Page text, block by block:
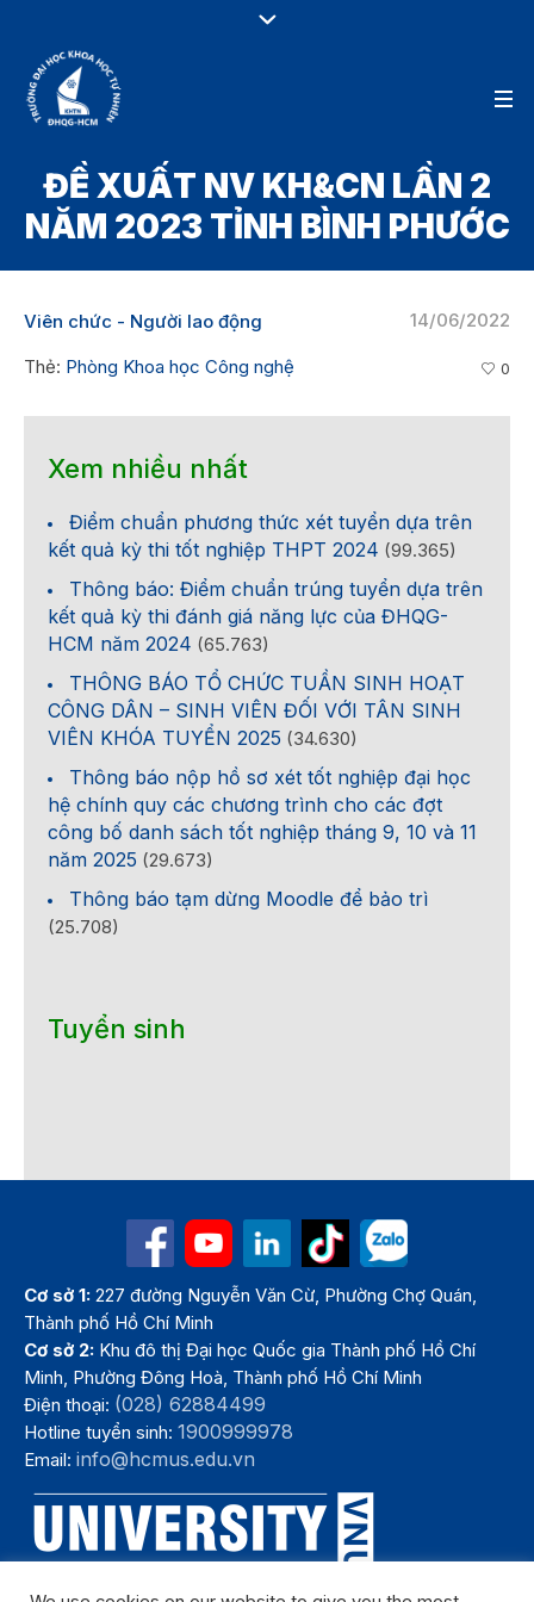
ĐỀ XUẤT NV KH&CN LẦN 2
NĂM 2023 TỈNH BÌNH PHƯỚC
14/06/2022
Viên chức - Người lao động
Thẻ: Phòng Khoa học Công nghệ 0
Xem nhiều nhất
Điểm chuẩn phương thức xét tuyển dựa trên
kết quả kỳ thi tốt nghiệp THPT 2024 (99.365)
Thông báo: Điểm chuẩn trúng tuyển dựa trên
kết quả kỳ thi đánh giá năng lực của ĐHQG-
HCM năm 2024 (65.763)
THÔNG BÁO TỔ CHỨC TUẦN SINH HOẠT
CÔNG DÂN – SINH VIÊN ĐỐI VỚI TÂN SINH
VIÊN KHÓA TUYỂN 2025 (34.630)
Thông báo nộp hồ sơ xét tốt nghiệp đại học
hệ chính quy các chương trình cho các đợt
công bố danh sách tốt nghiệp tháng 9, 10 và 11
năm 2025 (29.673)
Thông báo tạm dừng Moodle để bảo trì
(25.708)
Tuyển sinh
Cơ sở 1: 227 đường Nguyễn Văn Cừ, Phường Chợ Quán,
Thành phố Hồ Chí Minh
Cơ sở 2: Khu đô thị Đại học Quốc gia Thành phố Hồ Chí
Minh, Phường Đông Hoà, Thành phố Hồ Chí Minh
Điện thoại: (028) 62884499
Hotline tuyển sinh:1900999978
Email:info@hcmus.edu.vn